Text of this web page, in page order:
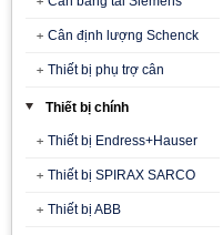
Cân định lượng Schenck
Thiết bị phụ trợ cân
Thiết bị chính
Thiết bị Endress+Hauser
Thiết bị SPIRAX SARCO
Thiết bị ABB